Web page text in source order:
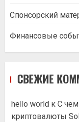
Спонсорский
Финансовые
СВЕЖИЕ
hello world к С
криптовалюты